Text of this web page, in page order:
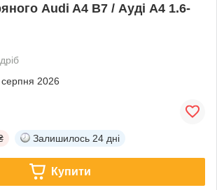
Audi A4 B7 / Ауді А4 1.6-
2026
Залишилось 24 дні
Купити